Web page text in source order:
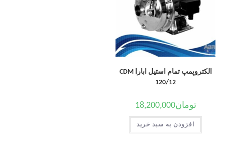
الکتروپمپ تمام استیل ابارا CDM
120/12
تومان18,200,000
افزودن به سبد خرید